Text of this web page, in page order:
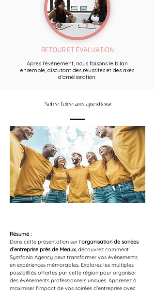
RETOUR ET ÉVALUATION
Après l’événement, nous faisons le bilan
ensemble, discutant des réussites et des axes
d’amélioration.
Notre foire aux questions
Résumé :
Dans cette présentation sur l'organisation de soirées
d’entreprise près de Meaux, découvrez comment
Symfonia Agency peut transformer vos événements
en expériences mémorables. Explorez les multiples
possibilités offertes par cette région pour organiser
des événements professionnels uniques. Apprenez à
maximiser l'impact de vos soirées d'entreprise avec